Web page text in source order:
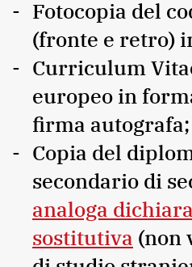
Fotocopia del
(fronte e retro)
Curriculum
europeo in
firma autografa;
Copia del
secondario di
analoga
sostitutiva (non